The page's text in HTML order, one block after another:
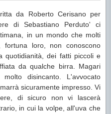
da Roberto Cerisano per
di Sebastiano Perduto' ci
in un mondo che molti
loro, non conoscono
quotidianità, dei fatti piccoli e
da qualche birra. Magari
disincanto. L'avvocato
sicuramente impresso. Vi
di sicuro non vi lascerà
in cui la volpe, all'uva che